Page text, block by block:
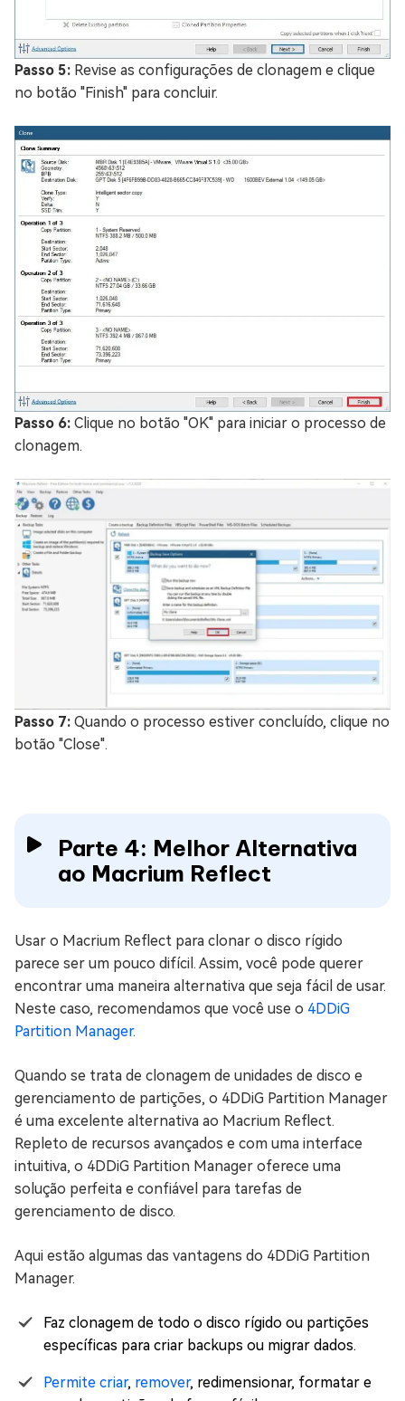
Passo 5: Revise as configurações de clonagem e clique
no botão "Finish" para concluir.
Passo 6: Clique no botão "OK" para iniciar o processo de
clonagem.
Passo 7: Quando o processo estiver concluído, clique no
botão "Close".
Parte 4: Melhor Alternativa
ao Macrium Reflect
Usar o Macrium Reflect para clonar o disco rígido
parece ser um pouco difícil. Assim, você pode querer
encontrar uma maneira alternativa que seja fácil de usar.
Neste caso, recomendamos que você use o 4DDiG
Partition Manager.
Quando se trata de clonagem de unidades de disco e
gerenciamento de partições, o 4DDiG Partition Manager
é uma excelente alternativa ao Macrium Reflect.
Repleto de recursos avançados e com uma interface
intuitiva, o 4DDiG Partition Manager oferece uma
solução perfeita e confiável para tarefas de
gerenciamento de disco.
Aqui estão algumas das vantagens do 4DDiG Partition
Manager.
Faz clonagem de todo o disco rígido ou partições
específicas para criar backups ou migrar dados.
Permite criar, remover, redimensionar, formatar e